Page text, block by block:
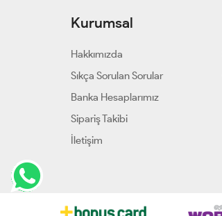
Kurumsal
Hakkımızda
Sıkça Sorulan Sorular
Banka Hesaplarımız
Sipariş Takibi
İletişim